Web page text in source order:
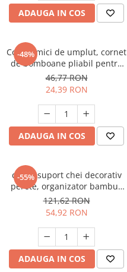
ADAUGA IN COS
-48%
Conuri mici de umplut, cornet
de bomboane pliabil pentru
începerea școlii din carton,
pentru băieți și fete decor
pentru petrecerea școlii
46,77 RON
24,39 RON
ADAUGA IN COS
-55%
cuier/ suport chei decorativ
perete, organizator bambus
cu 3 cârlige și tavă, montaj cu
șuruburi, hol, bucătărie,
birou, stil farmhouse
121,62 RON
54,92 RON
ADAUGA IN COS